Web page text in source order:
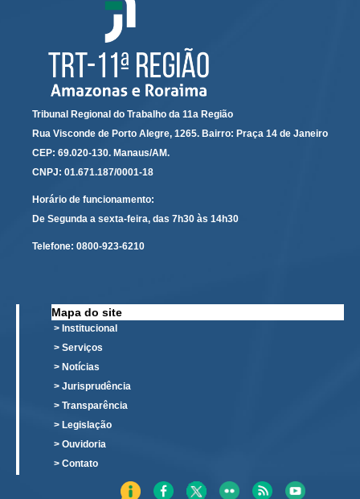
Portal Execução
Portal Proad
Portal dos Precatórios e Requisições de
Pequeno Valor
Programa Aprendizagem
Protocolo Eletrônico
Suspensão e Prorrogação de Prazos
Portal de Doações do TRT11
Estatísticas
Editais de Credenciamento
Monitoramento do Serviços de TIC
Conexão Inclusiva
Inscrições
Informe de Rendimentos - 2026
Tribunal Regional do Trabalho da 11a Região
Rua Visconde de Porto Alegre, 1265. Bairro: Praça 14 de Janeiro
CEP: 69.020-130. Manaus/AM.
CNPJ: 01.671.187/0001-18
Horário de funcionamento:
De Segunda a sexta-feira, das 7h30 às 14h30
Telefone: 0800-923-6210
Mapa do site
> Institucional
> Serviços
> Notícias
> Jurisprudência
> Transparência
> Legislação
> Ouvidoria
> Contato